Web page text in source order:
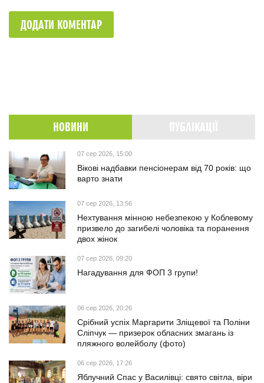
ДОДАТИ КОМЕНТАР
НОВИНИ
07 сер 2026, 15:00
Вікові надбавки пенсіонерам від 70 років: що
варто знати
07 сер 2026, 13:56
Нехтування мінною небезпекою у Коблевому
призвело до загибелі чоловіка та поранення
двох жінок
07 сер 2026, 09:20
Нагадування для ФОП 3 групи!
06 сер 2026, 20:26
Срібний успіх Маргарити Зліщевої та Поліни
Сліпчук — призерок обласних змагань із
пляжного волейболу (фото)
06 сер 2026, 17:26
Яблучний Спас у Василівці: свято світла, віри